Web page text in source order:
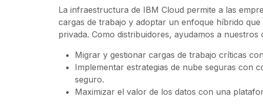
La infraestructura de IBM Cloud permite a las
cargas de trabajo y adoptar un enfoque híbrido
privada. Como distribuidores, ayudamos a nuestros
Migrar y gestionar cargas de trabajo críticas
Implementar estrategias de nube seguras con
seguro.
Maximizar el valor de los datos con una